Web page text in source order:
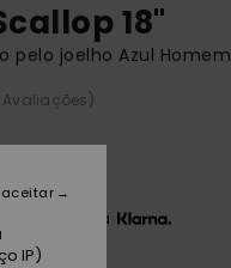
18"
pelo joelho Azul Homem
Avaliações)
juros com a
IP)